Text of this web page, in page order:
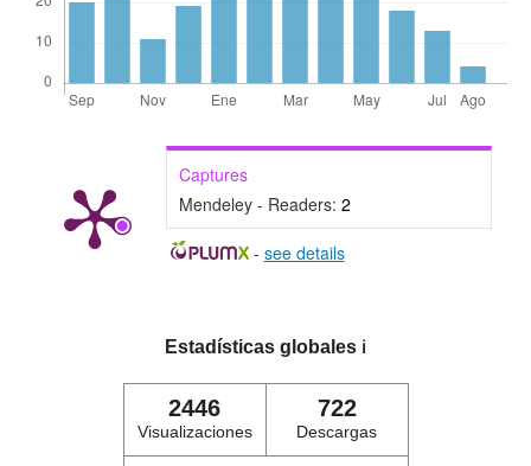
Captures
Mendeley - Readers: 2
- see details
Estadísticas globales ℹ️
2446
Visualizaciones
722
Descargas